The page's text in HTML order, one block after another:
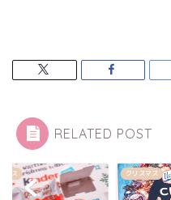
RELATED POST
マス クリスマス